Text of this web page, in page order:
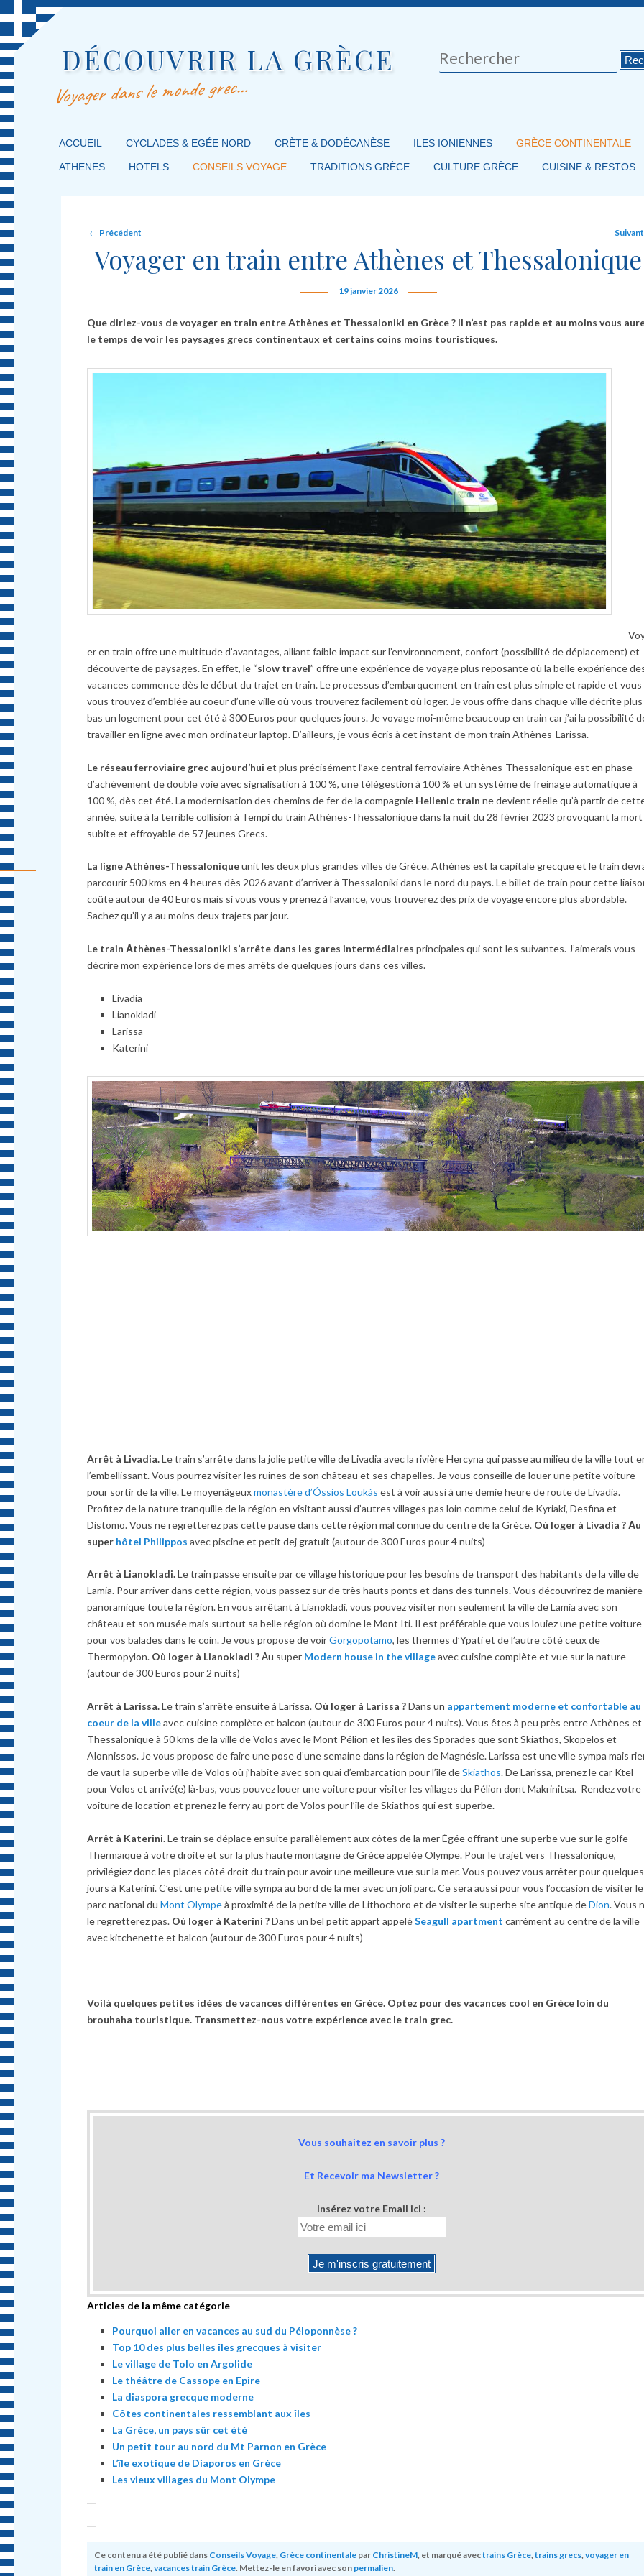
DÉCOUVRIR LA GRÈCE
Voyager dans le monde grec…
Rechercher
MENU PRINCIPAL
MASQUER LA NAVIGATION PRINCIPALE
MASQUER LA NAVIGATION SECONDAIRE
ACCUEIL CYCLADES & EGÉE NORD CRÈTE & DODÉCANÈSE ILES IONIENNES GRÈCE CONTINENTALE
ATHENES HOTELS CONSEILS VOYAGE TRADITIONS GRÈCE CULTURE GRÈCE CUISINE & RESTOS
Post navigation
← Précédent
Voyager en train entre Athènes et Thessalonique
19 janvier 2026
Que diriez-vous de voyager en train entre Athènes et Thessaloniki en Grèce ? Il n’est pas rapide et au moins vous
le temps de voir les paysages grecs continentaux et certains coins moins touristiques.
er en train offre une multitude d’avantages, alliant faible impact sur l’environnement, confort (possibilité de déplacement) et
découverte de paysages. En effet, le “slow travel” offre une expérience de voyage plus reposante où la belle expérience
vacances commence dès le début du trajet en train. Le processus d’embarquement en train est plus simple et rapide et vous
vous trouvez d’emblée au coeur d’une ville où vous trouverez facilement où loger. Je vous offre dans chaque ville décrite plus
bas un logement pour cet été à 300 Euros pour quelques jours. Je voyage moi-même beaucoup en train car j’ai la possibilité
travailler en ligne avec mon ordinateur laptop. D’ailleurs, je vous écris à cet instant de mon train Athènes-Larissa.
Le réseau ferroviaire grec aujourd’hui et plus précisément l’axe central ferroviaire Athènes-Thessalonique est en phase
d’achèvement de double voie avec signalisation à 100 %, une télégestion à 100 % et un système de freinage automatique à
100 %, dès cet été. La modernisation des chemins de fer de la compagnie Hellenic train ne devient réelle qu’à partir de
année, suite à la terrible collision à Tempi du train Athènes-Thessalonique dans la nuit du 28 février 2023 provoquant la mort
subite et effroyable de 57 jeunes Grecs.
La ligne Athènes-Thessaloniqueunit les deux plus grandes villes de Grèce. Athènes est la capitale grecque et le train
parcourir 500 kms en 4 heures dès 2026 avant d’arriver à Thessaloniki dans le nord du pays. Le billet de train pour cette
coûte autour de 40 Euros mais si vous vous y prenez à l’avance, vous trouverez des prix de voyage encore plus abordable.
Sachez qu’il y a au moins deux trajets par jour.
Le train Αthènes-Thessaloniki s’arrête dans les gares intermédiairesprincipales qui sont les suivantes. J’aimerais vous
décrire mon expérience lors de mes arrêts de quelques jours dans ces villes.
Livadia
Lianokladi
Larissa
Katerini
Arrêt à Livadia.Le train s’arrête dans la jolie petite ville de Livadia avec la rivière Hercyna qui passe au milieu de la ville tout
l’embellissant. Vous pourrez visiter les ruines de son château et ses chapelles. Je vous conseille de louer une petite voiture
pour sortir de la ville. Le moyenâgeuxmonastère d’Óssios Loukás est à voir aussi à une demie heure de route de Livadia.
Profitez de la nature tranquille de la région en visitant aussi d’autres villages pas loin comme celui de Kyriaki, Desfina et
Distomo. Vous ne regretterez pas cette pause dans cette région mal connue du centre de la Grèce. Où loger à Livadia ?Αu
super hôtel Philippos avec piscine et petit dej gratuit (autour de 300 Euros pour 4 nuits)
Arrêt à Lianokladi.Le train passe ensuite par ce village historique pour les besoins de transport des habitants de la ville de
Lamia. Pour arriver dans cette région, vous passez sur de très hauts ponts et dans des tunnels. Vous découvrirez de manière
panoramique toute la région. En vous arrêtant à Lianokladi, vous pouvez visiter non seulement la ville de Lamia avec son
château et son musée mais surtout sa belle région où domine le Mont Iti. Il est préférable que vous louiez une petite voiture
pour vos balades dans le coin. Je vous propose de voirGorgopotamo, les thermes d’Ypati et de l’autre côté ceux de
Thermopylon. Où loger à Lianokladi ?Αu super Modern house in the villageavec cuisine complète et vue sur la nature
(autour de 300 Euros pour 2 nuits)
Arrêt à Larissa.Le train s’arrête ensuite à Larissa. Où loger à Larissa ?Dans un appartement moderne et confortable au
coeur de la villeavec cuisine complète et balcon (autour de 300 Euros pour 4 nuits). Vous êtes à peu près entre Athènes et
Thessalonique à 50 kms de la ville de Volos avec le Mont Pélion et les îles des Sporades que sont Skiathos, Skopelos et
Alonnissos. Je vous propose de faire une pose d’une semaine dans la région de Magnésie. Larissa est une ville sympa mais
de vaut la superbe ville de Volos où j’habite avec son quai d’embarcation pour l’île deSkiathos. De Larissa, prenez le car Ktel
pour Volos et arrivé(e) là-bas, vous pouvez louer une voiture pour visiter les villages du Pélion dont Makrinitsa. Rendez votre
voiture de location et prenez le ferry au port de Volos pour l’île de Skiathos qui est superbe.
Arrêt à Katerini.Le train se déplace ensuite parallèlement aux côtes de la mer Égée offrant une superbe vue sur le golfe
Thermaïque à votre droite et sur la plus haute montagne de Grèce appelée Olympe. Pour le trajet vers Thessalonique,
privilégiez donc les places côté droit du train pour avoir une meilleure vue sur la mer. Vous pouvez vous arrêter pour quelques
jours à Katerini. C’est une petite ville sympa au bord de la mer avec un joli parc. Ce sera aussi pour vous l’occasion de visiter le
parc national duMont Olympeà proximité de la petite ville de Lithochoro et de visiter le superbe site antique deDion. Vous
le regretterez pas. Où loger à Katerini ?Dans un bel petit appart appeléSeagull apartment carrément au centre de la ville
avec kitchenette et balcon (autour de 300 Euros pour 4 nuits)
Voilà quelques petites idées de vacances différentes en Grèce. Optez pour des vacances cool en Grèce loin du
brouhaha touristique. Transmettez-nous votre expérience avec le train grec.
Vous souhaitez en savoir plus ?
Et Recevoir ma Newsletter ?
Insérez votre Email ici :
Articles de la même catégorie
Pourquoi aller en vacances au sud du Péloponnèse ?
Top 10 des plus belles îles grecques à visiter
Le village de Tolo en Argolide
Le théâtre de Cassope en Epire
La diaspora grecque moderne
Côtes continentales ressemblant aux îles
La Grèce, un pays sûr cet été
Un petit tour au nord du Mt Parnon en Grèce
L’île exotique de Diaporos en Grèce
Les vieux villages du Mont Olympe
Ce contenu a été publié dans Conseils Voyage, Grèce continentale par ChristineM, et marqué avectrains Grèce,trains grecs,voyager en
train en Grèce,vacances train Grèce. Mettez-le en favori avec son permalien.